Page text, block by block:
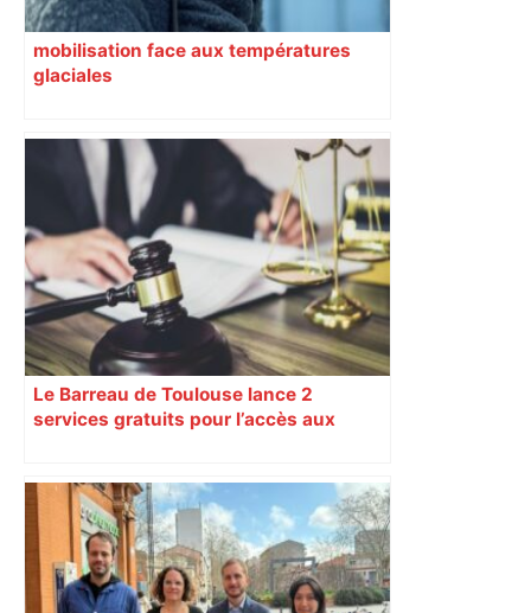
mobilisation face aux températures
glaciales
Le Barreau de Toulouse lance 2
services gratuits pour l’accès aux